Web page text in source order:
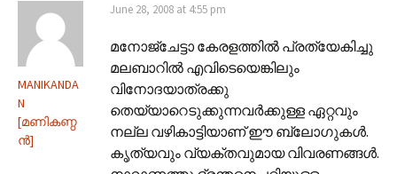
MANIKANDA
N
[മണികണ്ഠ
ന്‍]
June 28, 2008 at 4:55 pm
മനോജ്ചേട്ടാ കേരളത്തില്‍ പ്രത്യേകിച്ചു
മലബാറില്‍ എവിടെയെങ്കിലും
വിനോദയാത്രക്കു
തെയ്യാറെടുക്കുന്നവര്‍ക്കുള്ള ഏറ്റവും
നല്ല വഴികാട്ടിയാണ് ഈ ബ്ലോഗുകള്‍‌.
കൃത്യവും വ്യക്തവുമായ വിവരണങ്ങള്‍‌.